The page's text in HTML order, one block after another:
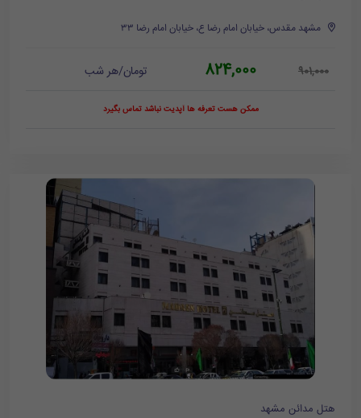
مشهد مقدس، خیابان امام رضا ع، خیابان امام رضا ۳۳
901,000
824,000 تومان/هر شب
ممکن هست تعرفه ها آپدیت نباشد تماس بگیرد
هتل مدائن مشهد